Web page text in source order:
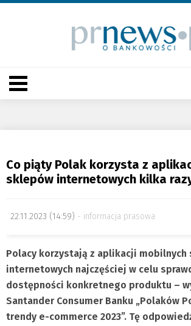
Co piąty Polak korzysta z
sklepów internetowych kilka
22.11.2023 (14:59) informacja prasowa
Polacy korzystają z aplikacji mobilnych
internetowych najczęściej w celu
dostępności konkretnego produktu –
Santander Consumer Banku „Polaków
trendy e-commerce 2023”. Tę